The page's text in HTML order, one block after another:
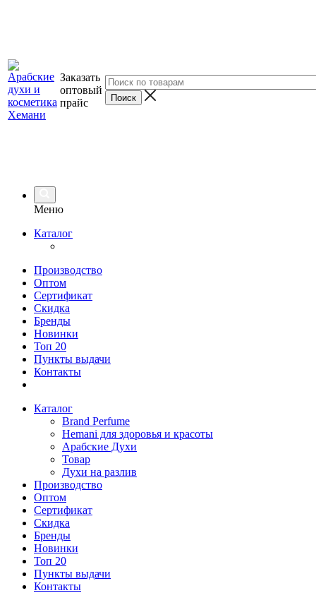
Заказать
оптовый
прайс
Меню
Каталог
Производство
Оптом
Сертификат
Скидка
Бренды
Новинки
Топ 20
Пункты выдачи
Контакты
Каталог
Brand Perfume
Hemani для здоровья и красоты
Арабские Духи
Товар
Духи на разлив
Производство
Оптом
Сертификат
Скидка
Бренды
Новинки
Топ 20
Пункты выдачи
Контакты